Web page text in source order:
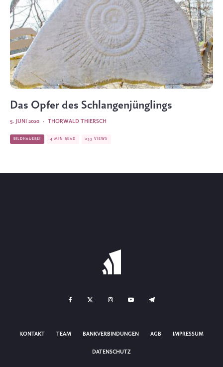
Das Opfer des Schlangenjünglings
THORWALD THIERSCH
·
5. JUNI 2020
BILDHAUEREI 4 MIN READ 233 VIEWS
KONTAKT TEAM BANKVERBINDUNGEN AGB IMPRESSUM
DATENSCHUTZ